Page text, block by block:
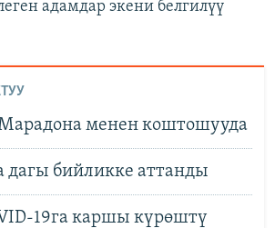
адамдар экени белгилүү
менен коштошууда
дагы бийликке аттанды
19га каршы күрөштү